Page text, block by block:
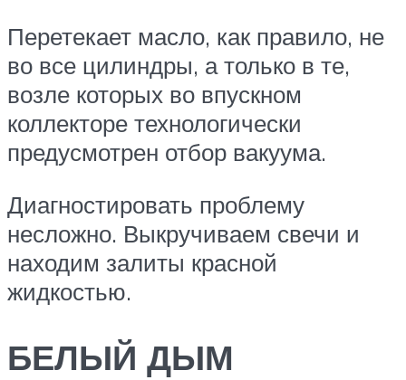
Перетекает масло, как правило, не
во все цилиндры, а только в те,
возле которых во впускном
коллекторе технологически
предусмотрен отбор вакуума.
Диагностировать проблему
несложно. Выкручиваем свечи и
находим залиты красной
жидкостью.
БЕЛЫЙ ДЫМ